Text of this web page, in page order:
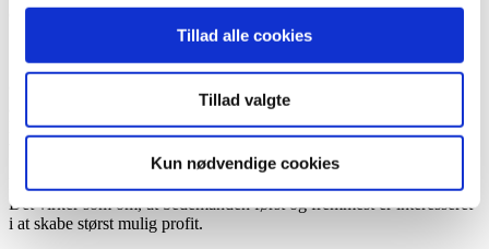
Tillad alle cookies
Tillad valgte
Kun nødvendige cookies
og smuk.
andre. De har været til stor hjælp. Meget imødekommende og
lyttende. Har været søde og hjælpsomme på flere måde igennem
En fuldstændig urimelig høj pris for de ydelser, der er leveret.
Det virker som om, at bedemanden først og fremmest er interesseret
i at skabe størst mulig profit.